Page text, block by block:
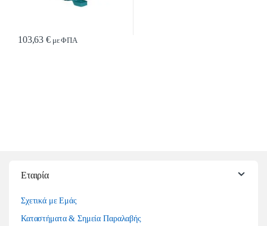
103,63€με ΦΠΑ
Εταιρία
Σχετικά με Εμάς
Καταστήματα & Σημεία Παραλαβής